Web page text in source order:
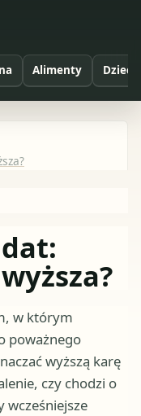
Alimenty Dzieci
w którym
poważnego
wyższą karę
czy chodzi o
wcześniejsze